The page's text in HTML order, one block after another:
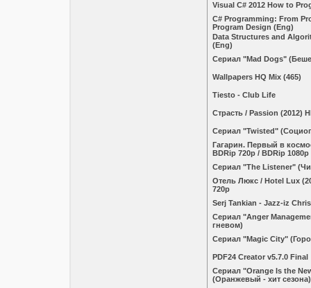
Visual C# 2012 How to
C# Programming: From
Program Design (Eng)
Data Structures and
(Eng)
Сериал "Mad Dogs"
Wallpapers HQ Mix (465)
Tiesto - Club Life
Страсть / Passion (2012)
Сериал "Twisted"
Гагарин. Первый в
BDRip 720p / BDRip 1080p
Сериал "The Listener"
Отель Люкс / Hotel Lux
720p
Serj Tankian - Jazz-iz
Сериал "Anger
гневом)
Сериал "Magic City"
PDF24 Creator v5.7.0 Final
Сериал "Orange Is the
(Оранжевый - хит сезона)